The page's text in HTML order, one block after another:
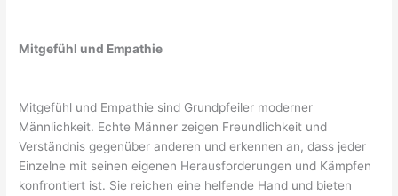
Mitgefühl und Empathie
Mitgefühl und Empathie sind Grundpfeiler moderner
Männlichkeit. Echte Männer zeigen Freundlichkeit und
Verständnis gegenüber anderen und erkennen an, dass jeder
Einzelne mit seinen eigenen Herausforderungen und Kämpfen
konfrontiert ist. Sie reichen eine helfende Hand und bieten